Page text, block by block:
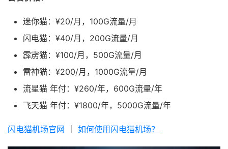
迷你猫：¥20/月，100G流量/月
闪电猫：¥40/月，200G流量/月
霹雳猫：¥100/月，500G流量/月
雷神猫：¥200/月，1000G流量/月
流星猫 年付：¥260/年，600G流量/年
飞天猫 年付：¥1800/年，5000G流量/年
闪电猫机场官网 如何使用闪电猫机场？